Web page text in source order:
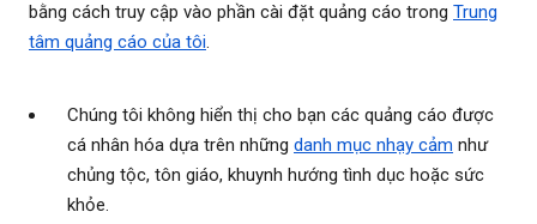
bằng cách truy cập vào phần cài đặt quảng cáo trong Trung
tâm quảng cáo của tôi.
Chúng tôi không hiển thị cho bạn các quảng cáo được
cá nhân hóa dựa trên những danh mục nhạy cảm như
chủng tộc, tôn giáo, khuynh hướng tình dục hoặc sức
khỏe.